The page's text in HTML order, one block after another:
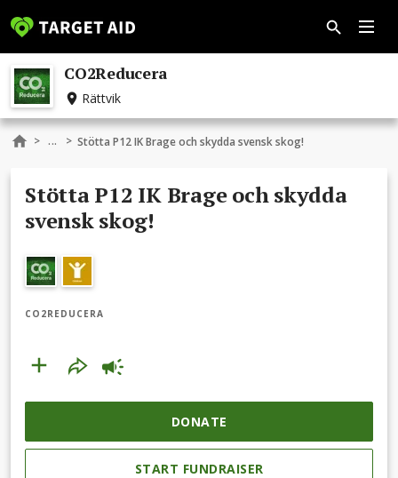
CO2Reducera
Rättvik
> ... > Stötta P12 IK Brage och skydda svensk skog!
Stötta P12 IK Brage och skydda
svensk skog!
CO2REDUCERA
DONATE
START FUNDRAISER